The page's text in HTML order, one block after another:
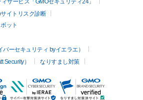
サービス「GMOセキュリティ24」
イトリスク診断
ット
ーセキュリティ byイエラエ）
Security）
なりすまし対策